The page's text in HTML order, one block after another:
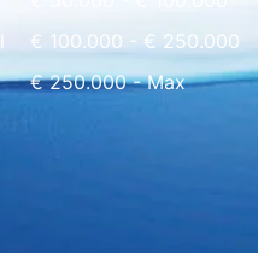
€ 100.000 - € 250.000
€ 250.000 - Max